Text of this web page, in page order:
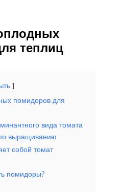
теплиц
помидоров для
вида томата
выращиванию
собой томат
помидоры?